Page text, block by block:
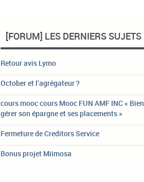
[FORUM] LES DERNIERS SUJETS
Retour avis Lymo
October et l’agrégateur ?
cours mooc cours Mooc FUN AMF INC « Bien
gérer son épargne et ses placements »
Fermeture de Creditors Service
Bonus projet Miimosa